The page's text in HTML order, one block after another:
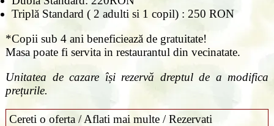
Triplă Standard ( 2 adulti si 1 copil) : 250 RON
*Copii sub 4 ani beneficiează de gratuitate!
Masa poate fi servita in restaurantul din vecinatate.
Unitatea de cazare își rezervă dreptul de a modifica
prețurile.
Cereti o oferta / Aflati mai multe / Rezervati